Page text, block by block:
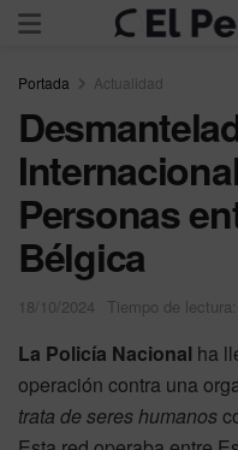
Portada Actualidad
Personas
Bélgica
18/10/2024 Tiempo de
La Policía Nacional ha
operación contra una
trata de seres humanos